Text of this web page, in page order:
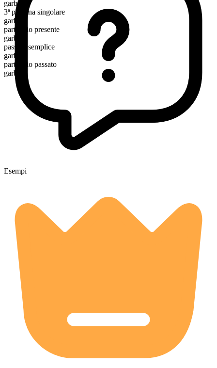
garb
3ª persona singolare
garbs
participio presente
garbing
passato semplice
garbed
participio passato
garbed
Esempi